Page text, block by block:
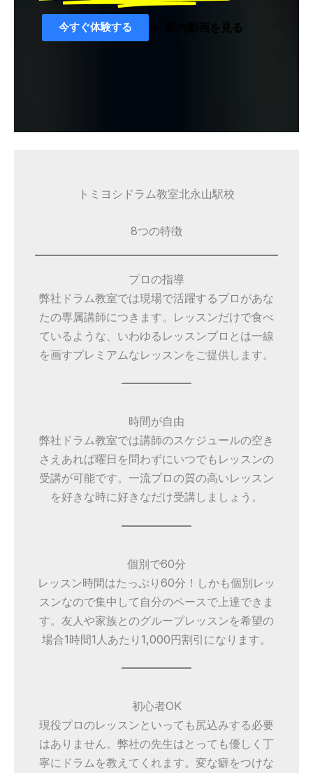
今すぐ体験する 案内動画を見る
トミヨシドラム教室北永山駅校
8つの特徴
プロの指導
弊社ドラム教室では現場で活躍するプロがあな
たの専属講師につきます。レッスンだけで食べ
ているような、いわゆるレッスンプロとは一線
を画すプレミアムなレッスンをご提供します。
時間が自由
弊社ドラム教室では講師のスケジュールの空き
さえあれば曜日を問わずにいつでもレッスンの
受講が可能です。一流プロの質の高いレッスン
を好きな時に好きなだけ受講しましょう。
個別で60分
レッスン時間はたっぷり60分！しかも個別レッ
スンなので集中して自分のペースで上達できま
す。友人や家族とのグループレッスンを希望の
場合1時間1人あたり1,000円割引になります。
初心者OK
現役プロのレッスンといっても尻込みする必要
はありません。弊社の先生はとっても優しく丁
寧にドラムを教えてくれます。変な癖をつけな